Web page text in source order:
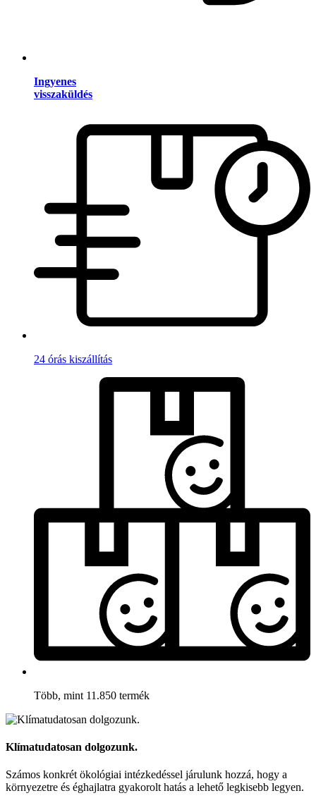
Ingyenes
visszaküldés
24 órás kiszállítás
Több, mint 11.850 termék
Klímatudatosan dolgozunk.
Számos konkrét ökológiai intézkedéssel járulunk hozzá, hogy a
környezetre és éghajlatra gyakorolt hatás a lehető legkisebb legyen.